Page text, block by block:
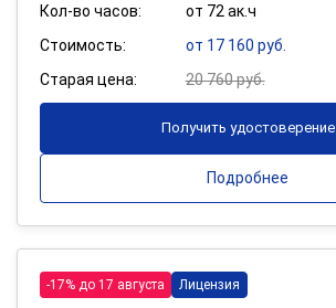
Кол-во часов:
от 72 ак.ч
Стоимость:
от 17 160 руб.
Старая цена:
20 760 руб.
Получить удостоверение
Подробнее
-17% до 17 августа Лицензия